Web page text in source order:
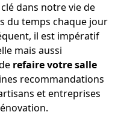
dans notre vie de
du temps chaque jour
il est impératif
mais aussi
refaire votre salle
recommandations
et entreprises